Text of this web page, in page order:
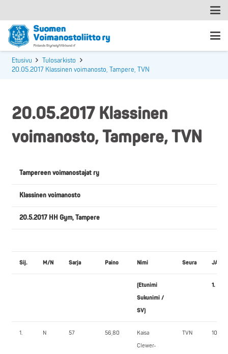
Etusivu
Tulosarkisto
20.05.2017 Klassinen voimanosto, Tampere, TVN
20.05.2017 Klassinen
voimanosto, Tampere, TVN
Tampereen voimanostajat ry
Klassinen voimanosto
20.5.2017 HH Gym, Tampere
Sij. M/N Sarja Paino Nimi Seura
(Etunimi
Sukunimi /
SV)
1.
1. N 57 56,80
Kaisa
Clewer-
TVN 105,0